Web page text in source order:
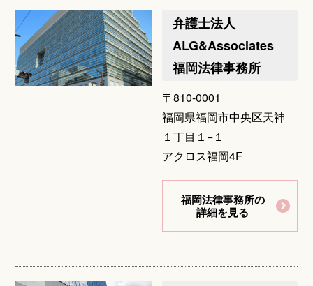
弁護士法人
ALG&Associates
福岡法律事務所
〒810-0001
福岡県福岡市中央区天神
１丁目１−１
アクロス福岡4F
福岡法律事務所の
詳細を見る